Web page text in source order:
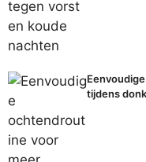
tijdens